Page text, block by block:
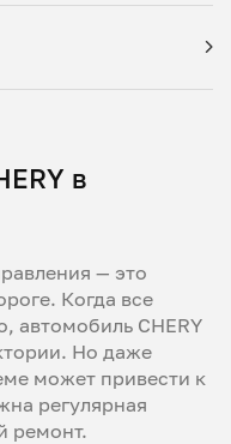
в
— это
Когда все
автомобиль CHERY
Но даже
может привести к
регулярная
ремонт.